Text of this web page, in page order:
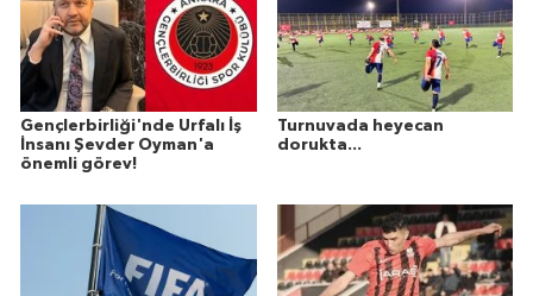
Gençlerbirliği'nde Urfalı İş
İnsanı Şevder Oyman'a
önemli görev!
Turnuvada heyecan
dorukta...